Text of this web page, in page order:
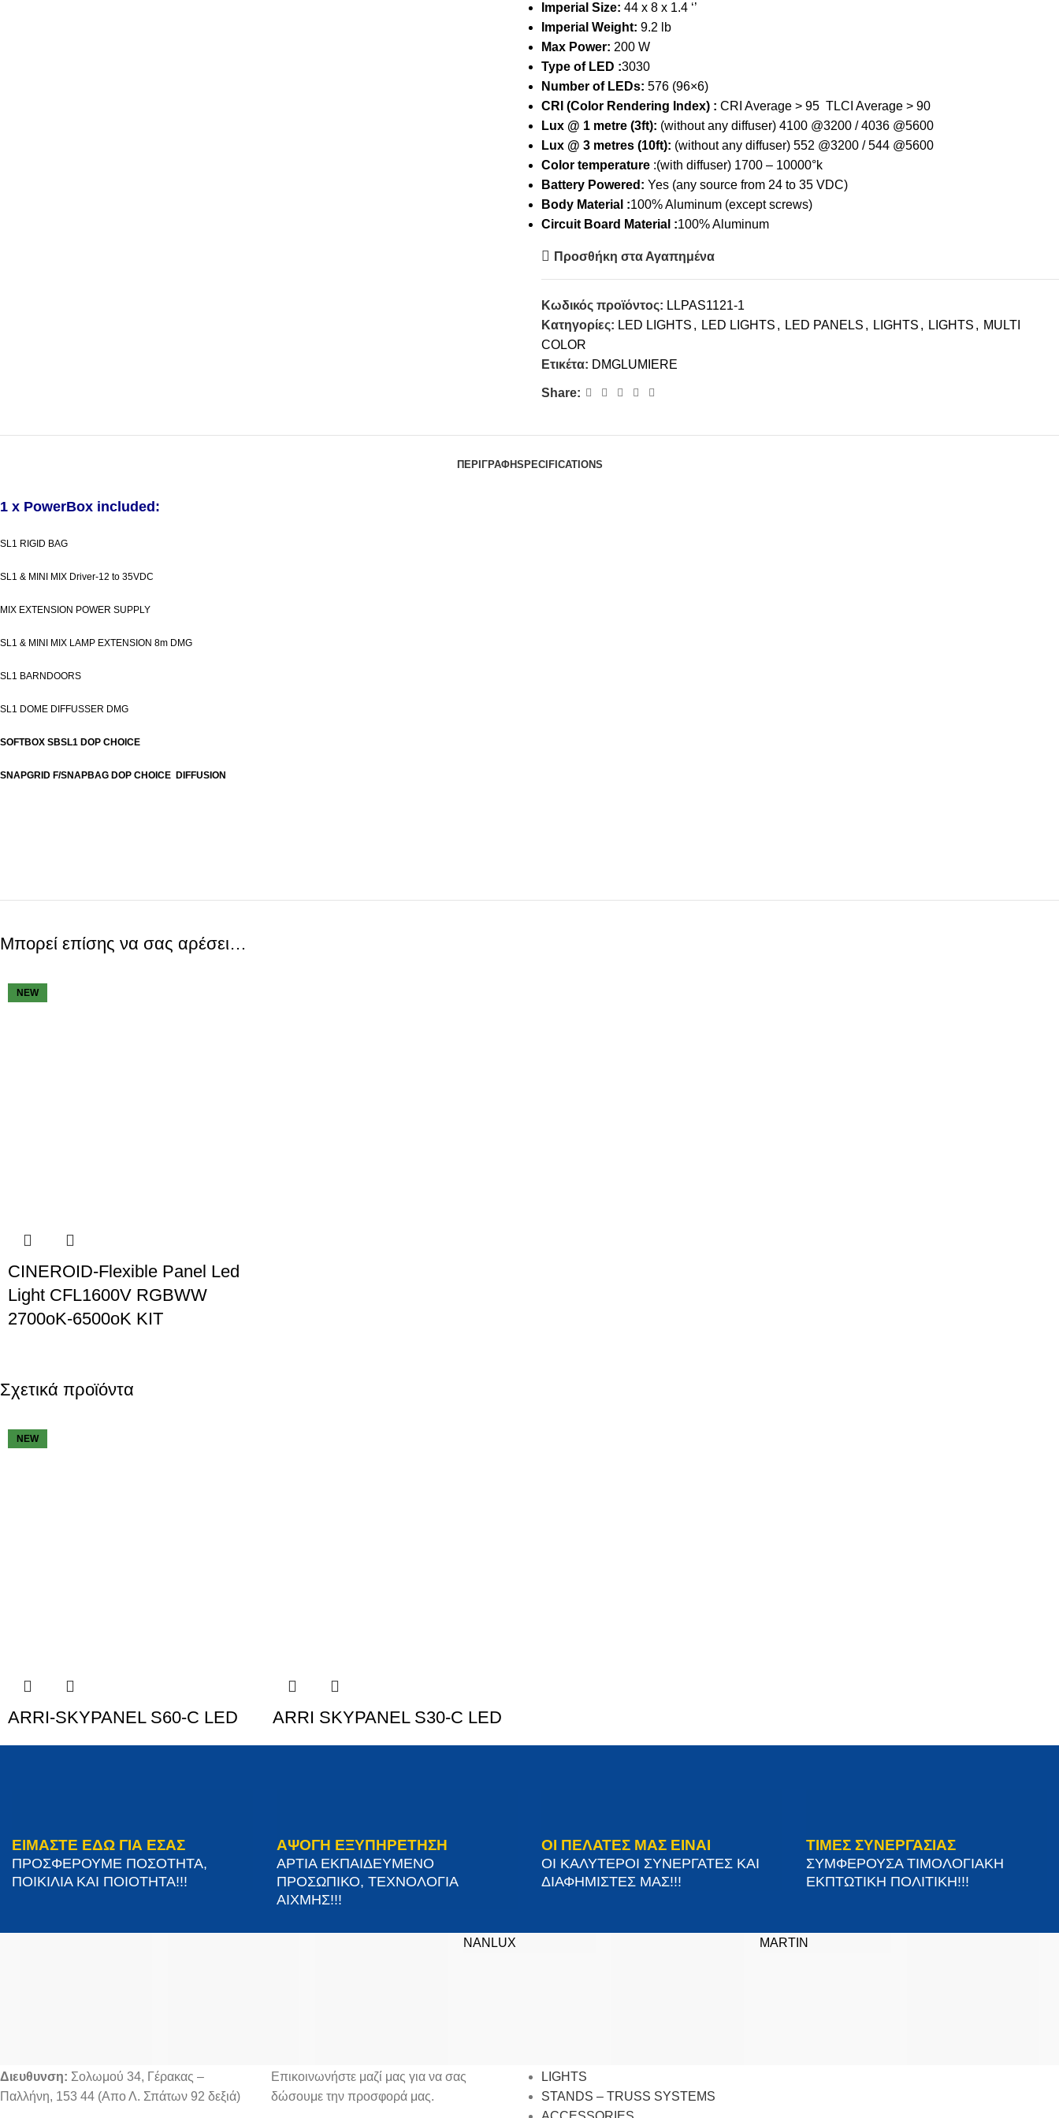
Imperial Size: 44 x 8 x 1.4 ‘’
Imperial Weight: 9.2 lb
Max Power: 200 W
Type of LED :3030
Number of LEDs: 576 (96×6)
CRI (Color Rendering Index) : CRI Average > 95 TLCI Average > 90
Lux @ 1 metre (3ft): (without any diffuser) 4100 @3200 / 4036 @5600
Lux @ 3 metres (10ft): (without any diffuser) 552 @3200 / 544 @5600
Color temperature :(with diffuser) 1700 – 10000°k
Battery Powered: Yes (any source from 24 to 35 VDC)
Body Material :100% Aluminum (except screws)
Circuit Board Material :100% Aluminum
Προσθήκη στα Αγαπημένα
Κωδικός προϊόντος: LLPAS1121-1
Κατηγορίες: LED LIGHTS , LED LIGHTS , LED PANELS , LIGHTS , LIGHTS , MULTI
COLOR
Ετικέτα: DMGLUMIERE
Share:
ΠΕΡΙΓΡΑΦΉSPECIFICATIONS
1 x PowerBox included:
SL1 RIGID BAG
SL1 & MINI MIX Driver-12 to 35VDC
MIX EXTENSION POWER SUPPLY
SL1 & MINI MIX LAMP EXTENSION 8m DMG
SL1 BARNDOORS
SL1 DOME DIFFUSSER DMG
SOFTBOX SBSL1 DOP CHOICE
SNAPGRID F/SNAPBAG DOP CHOICE DIFFUSION
Μπορεί επίσης να σας αρέσει…
NEW
CINEROID-Flexible Panel Led
Light CFL1600V RGBWW
2700oΚ-6500oΚ ΚΙΤ
Σχετικά προϊόντα
NEW
ARRI-SKYPANEL S60-C LED ARRI SKYPANEL S30-C LED
ΕΙΜΑΣΤΕ ΕΔΩ ΓΙΑ ΕΣΑΣ
ΠΡΟΣΦΕΡΟΥΜΕ ΠΟΣΟΤΗΤΑ,
ΠΟΙΚΙΛΙΑ ΚΑΙ ΠΟΙΟΤΗΤΑ!!!
ΑΨΟΓΗ ΕΞΥΠΗΡΕΤΗΣΗ
ΑΡΤΙΑ ΕΚΠΑΙΔΕΥΜΕΝΟ
ΠΡΟΣΩΠΙΚΟ, ΤΕΧΝΟΛΟΓΙΑ
ΑΙΧΜΗΣ!!!
ΟΙ ΠΕΛΑΤΕΣ ΜΑΣ ΕΙΝΑΙ
ΟΙ ΚΑΛΥΤΕΡΟΙ ΣΥΝΕΡΓΑΤΕΣ ΚΑΙ
ΔΙΑΦΗΜΙΣΤΕΣ ΜΑΣ!!!
ΤΙΜΕΣ ΣΥΝΕΡΓΑΣΙΑΣ
ΣΥΜΦΕΡΟΥΣΑ ΤΙΜΟΛΟΓΙΑΚΗ
ΕΚΠΤΩΤΙΚΗ ΠΟΛΙΤΙΚΗ!!!
NANLUX MARTIN
Διευθυνση: Σολωμού 34, Γέρακας –
Παλλήνη, 153 44 (Απο Λ. Σπάτων 92 δεξιά)
Επικοινωνήστε μαζί μας για να σας
δώσουμε την προσφορά μας.
LIGHTS
STANDS – TRUSS SYSTEMS